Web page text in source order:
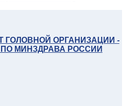
ОРГАНИЗАЦИИ -
МИНЗДРАВА РОССИИ